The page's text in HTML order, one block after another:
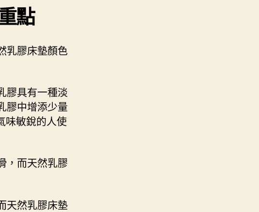
點
乳膠床墊顏色
膠具有一種淡
膠中增添少量
味敏銳的人使
，而天然乳膠
天然乳膠床墊